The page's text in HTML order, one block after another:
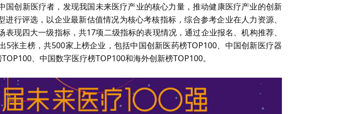
国创新医疗者，发现我国未来医疗产业的核心力量，推动健康医疗产业的创新
行评选，以企业最新估值情况为核心考核指标，综合参考企业在人力资源、
现四大一级指标，共17项二级指标的表现情况，通过企业报名、机构推荐、
5张主榜，共500家上榜企业，包括中国创新医药榜TOP100、中国创新医疗器
、中国数字医疗榜TOP100和海外创新榜TOP100。